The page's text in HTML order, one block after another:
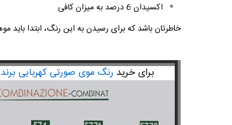
اکسیدان 6 درصد به میزان کافی
خاطرتان باشد که برای رسیدن به این رنگ، ابتدا باید موهای
برای خرید رنگ موی صورتی کهربایی